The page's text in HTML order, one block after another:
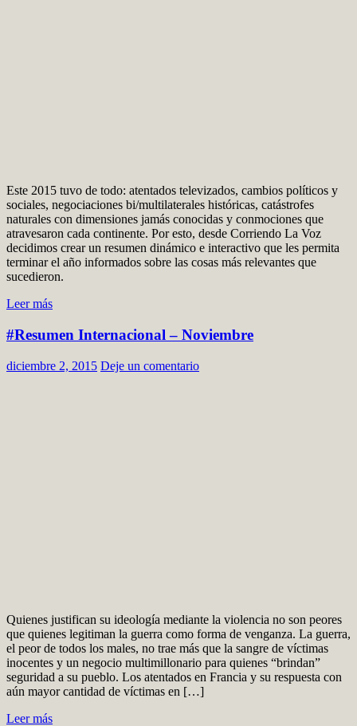
Este 2015 tuvo de todo: atentados televizados, cambios políticos y
sociales, negociaciones bi/multilaterales históricas, catástrofes
naturales con dimensiones jamás conocidas y conmociones que
atravesaron cada continente. Por esto, desde Corriendo La Voz
decidimos crear un resumen dinámico e interactivo que les permita
terminar el año informados sobre las cosas más relevantes que
sucedieron.
Leer más
#Resumen Internacional – Noviembre
diciembre 2, 2015 Deje un comentario
Quienes justifican su ideología mediante la violencia no son peores
que quienes legitiman la guerra como forma de venganza. La guerra,
el peor de todos los males, no trae más que la sangre de víctimas
inocentes y un negocio multimillonario para quienes “brindan”
seguridad a su pueblo. Los atentados en Francia y su respuesta con
aún mayor cantidad de víctimas en […]
Leer más